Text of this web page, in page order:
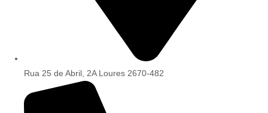
Rua 25 de Abril, 2A Loures 2670-482